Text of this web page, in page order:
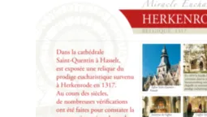
Jeunesse▼
Vie Chrétienne